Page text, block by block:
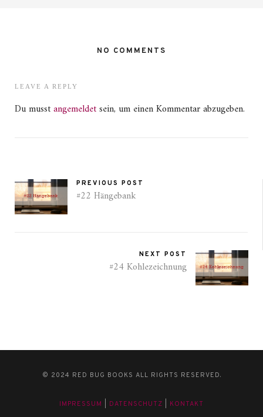
NO COMMENTS
LEAVE A REPLY
Du musstangemeldetsein, um einen Kommentar abzugeben.
PREVIOUS POST
#22 Hängebank
NEXT POST
#24 Kohlezeichnung
© 2024 RED BUG BOOKS ALL RIGHTS RESERVED.
IMPRESSUM DATENSCHUTZ KONTAKT